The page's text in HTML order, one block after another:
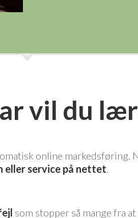
vil du
online
service på nettet.
som stopper så mange fra